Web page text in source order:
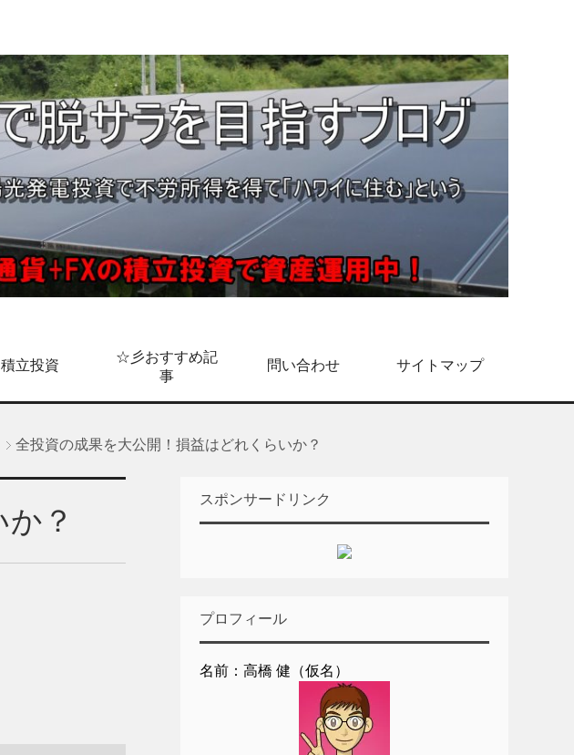
積立投資
☆彡おすすめ記
事
問い合わせ サイトマップ
全投資の成果を大公開！損益はどれくらいか？
？
スポンサードリンク
プロフィール
名前：高橋 健（仮名）